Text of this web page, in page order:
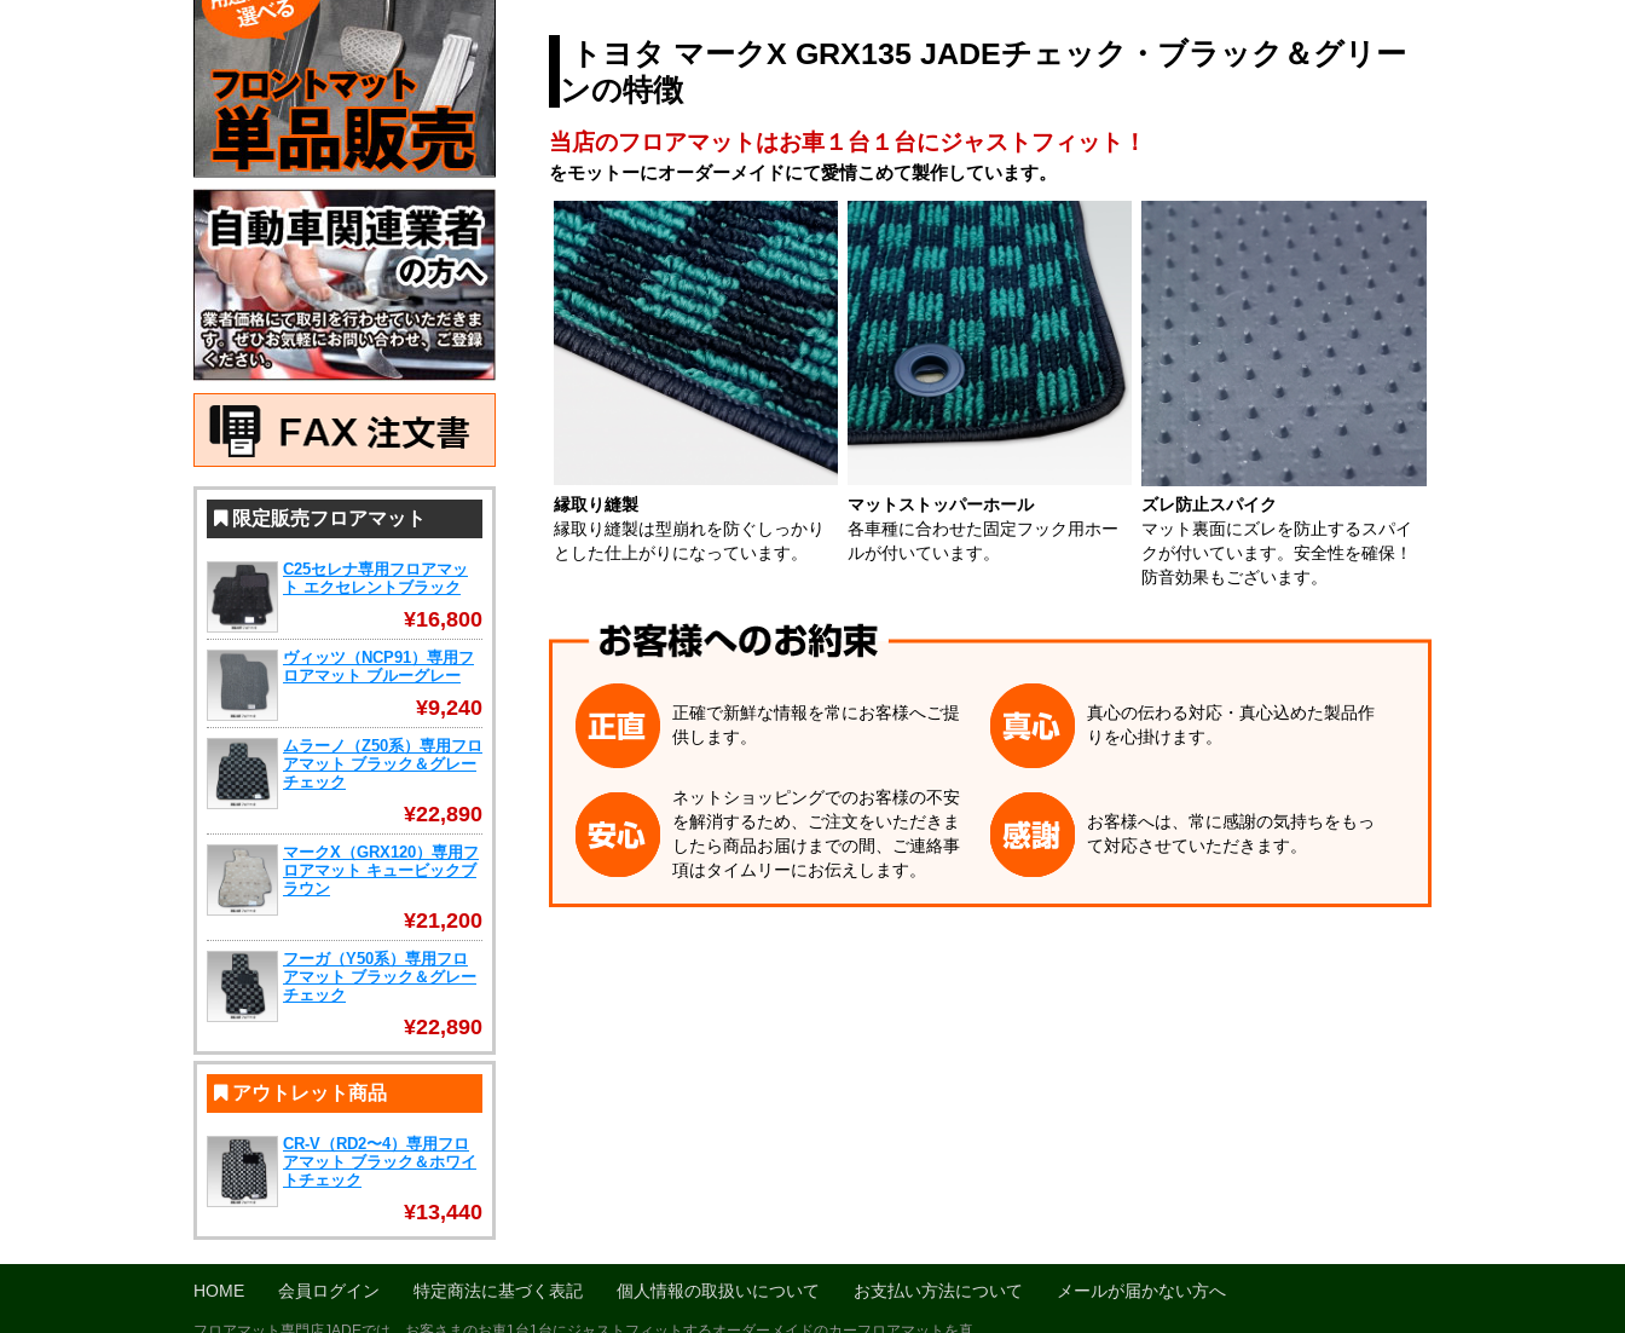
トヨタ マークX GRX135 JADEチェック・ブラック＆グリー
ンの特徴
当店のフロアマットはお車１台１台にジャストフィット！
をモットーにオーダーメイドにて愛情こめて製作しています。
縁取り縫製
縁取り縫製は型崩れを防ぐしっかり
とした仕上がりになっています。
マットストッパーホール
各車種に合わせた固定フック用ホー
ルが付いています。
ズレ防止スパイク
マット裏面にズレを防止するスパイ
クが付いています。安全性を確保！
防音効果もございます。
正確で新鮮な情報を常にお客様へご提
供します。
真心の伝わる対応・真心込めた製品作
りを心掛けます。
ネットショッピングでのお客様の不安
を解消するため、ご注文をいただきま
したら商品お届けまでの間、ご連絡事
項はタイムリーにお伝えします。
お客様へは、常に感謝の気持ちをもっ
て対応させていただきます。
限定販売フロアマット
C25セレナ専用フロアマッ
ト エクセレントブラック
¥16,800
ヴィッツ（NCP91）専用フ
ロアマット ブルーグレー
¥9,240
ムラーノ（Z50系）専用フロ
アマット ブラック＆グレー
チェック
¥22,890
マークX（GRX120）専用フ
ロアマット キュービックブ
ラウン
¥21,200
フーガ（Y50系）専用フロ
アマット ブラック＆グレー
チェック
¥22,890
アウトレット商品
CR-V（RD2〜4）専用フロ
アマット ブラック＆ホワイ
トチェック
¥13,440
HOME 会員ログイン 特定商法に基づく表記 個人情報の取扱いについて お支払い方法について メールが届かない方へ